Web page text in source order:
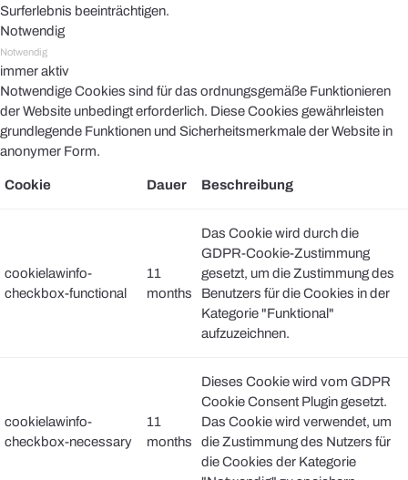
Surferlebnis beeinträchtigen.
Notwendig
Notwendig
immer aktiv
Notwendige Cookies sind für das ordnungsgemäße Funktionieren
der Website unbedingt erforderlich. Diese Cookies gewährleisten
grundlegende Funktionen und Sicherheitsmerkmale der Website in
anonymer Form.
Cookie Dauer Beschreibung
cookielawinfo-
checkbox-functional
11
months
Das Cookie wird durch die
GDPR-Cookie-Zustimmung
gesetzt, um die Zustimmung des
Benutzers für die Cookies in der
Kategorie "Funktional"
aufzuzeichnen.
cookielawinfo-
checkbox-necessary
11
months
Dieses Cookie wird vom GDPR
Cookie Consent Plugin gesetzt.
Das Cookie wird verwendet, um
die Zustimmung des Nutzers für
die Cookies der Kategorie